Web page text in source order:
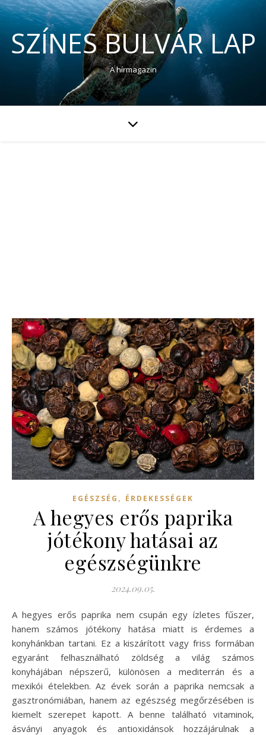
SZÍNES BULVÁR LAP
A hírmagazin
EGÉSZSÉG , ÉRDEKESSÉGEK
A hegyes erős paprika
jótékony hatásai az
egészségünkre
2024.09.05.
A hegyes erős paprika nem csupán egy ízletes fűszer,
hanem számos jótékony hatása miatt is érdemes a
konyhánkban tartani. Ez a kiszárított vagy friss formában
egyaránt felhasználható zöldség a világ számos
konyhájában népszerű, különösen a mediterrán és a
mexikói ételekben. Az évek során a paprika nemcsak a
gasztronómiában, hanem az egészség megőrzésében is
kiemelt szerepet kapott. A benne található vitaminok,
ásványi anyagok és antioxidánsok hozzájárulnak a